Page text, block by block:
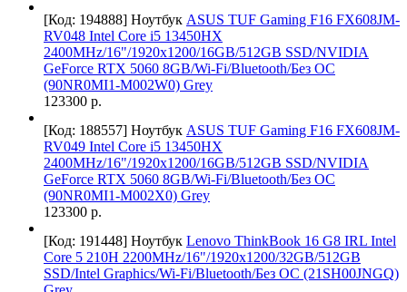
[Код: 194888] Ноутбук ASUS TUF Gaming F16 FX608JM-
RV048 Intel Core i5 13450HX
2400MHz/16"/1920x1200/16GB/512GB SSD/NVIDIA
GeForce RTX 5060 8GB/Wi-Fi/Bluetooth/Без ОС
(90NR0MI1-M002W0) Grey
123300 р.
[Код: 188557] Ноутбук ASUS TUF Gaming F16 FX608JM-
RV049 Intel Core i5 13450HX
2400MHz/16"/1920x1200/16GB/512GB SSD/NVIDIA
GeForce RTX 5060 8GB/Wi-Fi/Bluetooth/Без ОС
(90NR0MI1-M002X0) Grey
123300 р.
[Код: 191448] Ноутбук Lenovo ThinkBook 16 G8 IRL Intel
Core 5 210H 2200MHz/16"/1920x1200/32GB/512GB
SSD/Intel Graphics/Wi-Fi/Bluetooth/Без ОС (21SH00JNGQ)